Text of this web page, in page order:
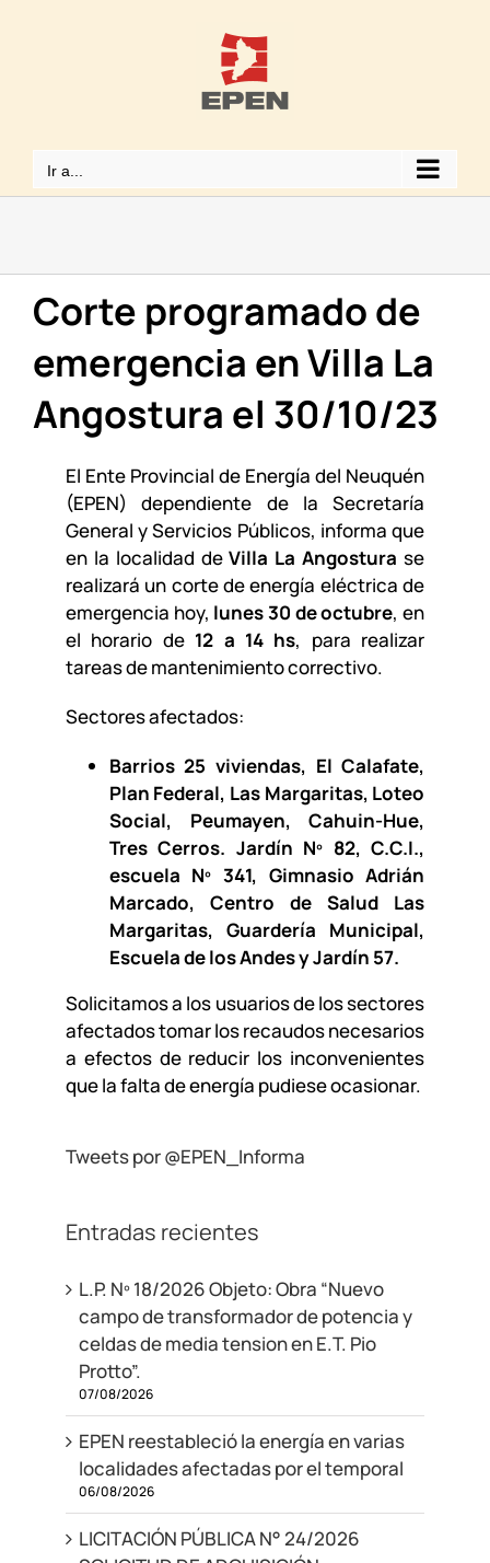
Ir a...
Corte programado de
emergencia en Villa La
Angostura el 30/10/23
El Ente Provincial de Energía del Neuquén
(EPEN) dependiente de la Secretaría
General y Servicios Públicos, informa que
en la localidad deVilla La Angostura se
realizará un corte de energía eléctrica de
emergencia hoy, lunes 30 de octubre, en
el horario de 12 a 14 hs, para realizar
tareas de mantenimiento correctivo.
Sectores afectados:
Barrios 25 viviendas, El Calafate,
Plan Federal, Las Margaritas, Loteo
Social, Peumayen, Cahuin-Hue,
Tres Cerros. Jardín Nº 82, C.C.I.,
escuela Nº 341, Gimnasio Adrián
Marcado, Centro de Salud Las
Margaritas, Guardería Municipal,
Escuela de los Andes y Jardín 57.
Solicitamos a los usuarios de los sectores
afectados tomar los recaudos necesarios
a efectos de reducir los inconvenientes
que la falta de energía pudiese ocasionar.
Tweets por @EPEN_Informa
Entradas recientes
L.P. Nº 18/2026 Objeto: Obra “Nuevo
campo de transformador de potencia y
celdas de media tension en E.T. Pio
Protto”.
07/08/2026
EPEN reestableció la energía en varias
localidades afectadas por el temporal
06/08/2026
LICITACIÓN PÚBLICA N° 24/2026